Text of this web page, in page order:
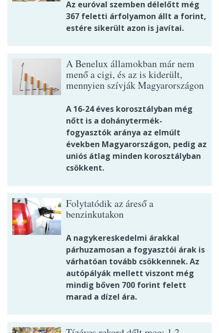
Az euróval szemben délelőtt még
367 feletti árfolyamon állt a forint,
estére sikerült azon is javítai.
A Benelux államokban már nem
menő a cigi, és az is kiderült,
mennyien szívják Magyarországon
A 16-24 éves korosztályban még
nőtt is a dohánytermék-
fogyasztók aránya az elmúlt
években Magyarországon, pedig az
uniós átlag minden korosztályban
csökkent.
Folytatódik az áreső a
benzinkutakon
A nagykereskedelmi árakkal
párhuzamosan a fogyasztói árak is
várhatóan tovább csökkennek. Az
autópályák mellett viszont még
mindig bőven 700 forint felett
marad a dízel ára.